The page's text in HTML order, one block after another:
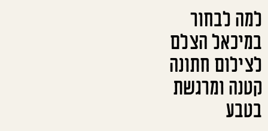
למה לבחור
במיכאל הצלם
לצילום חתונה
קטנה ומרגשת
בטבע